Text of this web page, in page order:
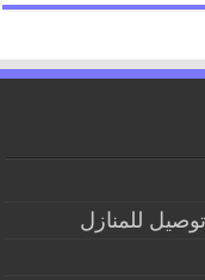
للمنازل